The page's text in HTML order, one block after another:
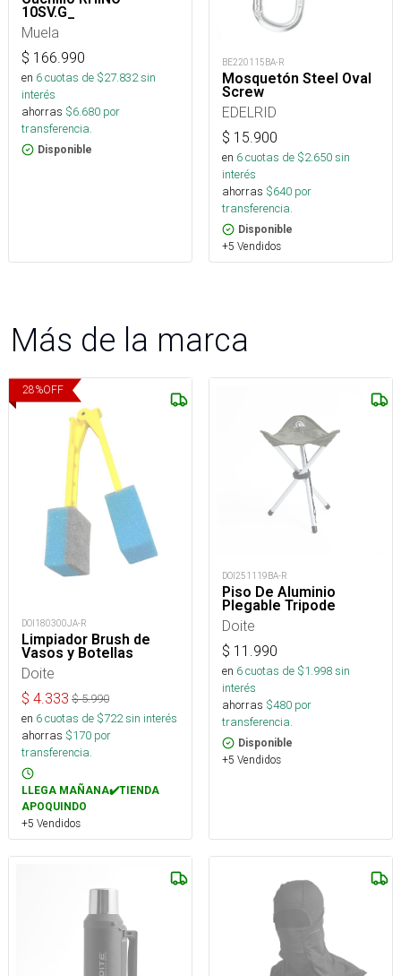
10SV.G_
Muela
$ 166.990
en 6cuotas de $27.832sin
interés
ahorras $6.680 por
transferencia.
Disponible
BE220115BA-R
Mosquetón Steel Oval
Screw
EDELRID
$ 15.900
en 6cuotas de $2.650sin
interés
ahorras $640 por
transferencia.
Disponible
+5 Vendidos
Más de la marca
28%OFF
DOI180300JA-R
Limpiador Brush de
Vasos y Botellas
Doite
$ 4.333 $5.990
en 6cuotas de $722sin interés
ahorras $170 por
transferencia.
LLEGA MAÑANA✔️TIENDA
APOQUINDO
+5 Vendidos
DOI251119BA-R
Piso De Aluminio
Plegable Tripode
Doite
$ 11.990
en 6cuotas de $1.998sin
interés
ahorras $480 por
transferencia.
Disponible
+5 Vendidos